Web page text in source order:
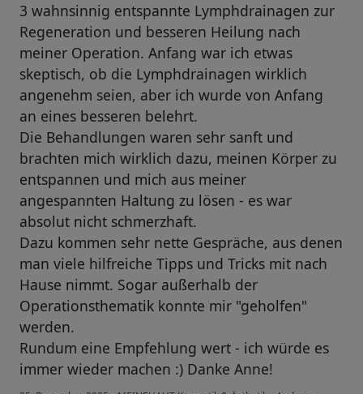
3 wahnsinnig entspannte Lymphdrainagen zur
Regeneration und besseren Heilung nach
meiner Operation. Anfang war ich etwas
skeptisch, ob die Lymphdrainagen wirklich
angenehm seien, aber ich wurde von Anfang
an eines besseren belehrt.
Die Behandlungen waren sehr sanft und
brachten mich wirklich dazu, meinen Körper zu
entspannen und mich aus meiner
angespannten Haltung zu lösen - es war
absolut nicht schmerzhaft.
Dazu kommen sehr nette Gespräche, aus denen
man viele hilfreiche Tipps und Tricks mit nach
Hause nimmt. Sogar außerhalb der
Operationsthematik konnte mir "geholfen"
werden.
Rundum eine Empfehlung wert - ich würde es
immer wieder machen :) Danke Anne!